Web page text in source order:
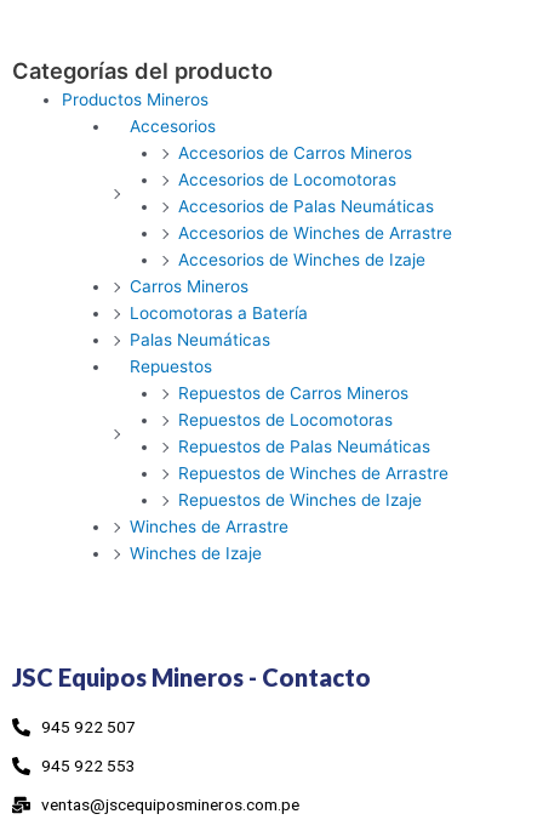
Categorías del producto
Productos Mineros
Accesorios
Accesorios de Carros Mineros
Accesorios de Locomotoras
Accesorios de Palas Neumáticas
Accesorios de Winches de Arrastre
Accesorios de Winches de Izaje
Carros Mineros
Locomotoras a Batería
Palas Neumáticas
Repuestos
Repuestos de Carros Mineros
Repuestos de Locomotoras
Repuestos de Palas Neumáticas
Repuestos de Winches de Arrastre
Repuestos de Winches de Izaje
Winches de Arrastre
Winches de Izaje
JSC Equipos Mineros - Contacto
945 922 507
945 922 553
ventas@jscequiposmineros.com.pe